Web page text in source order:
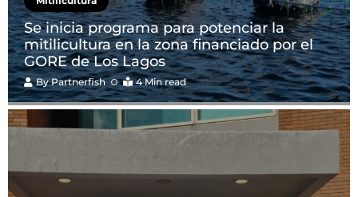
Se inicia programa para potenciar la
mitilicultura en la zona financiado por el
GORE de Los Lagos
ByPartnerfish 4 Min read